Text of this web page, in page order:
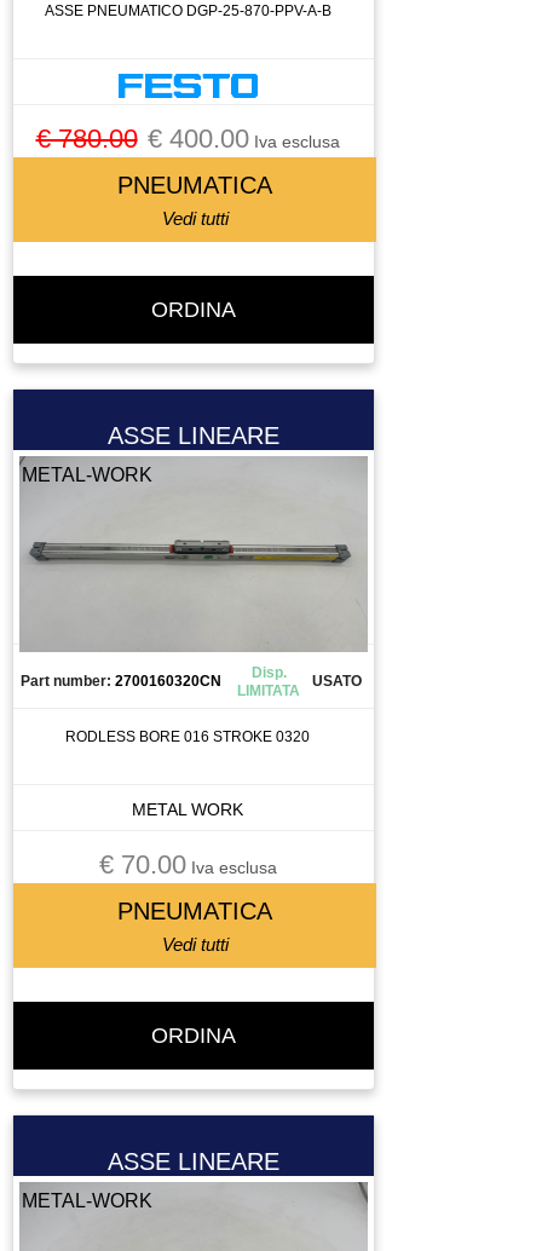
DISSUASORE DI GRAVITà
DOMOTICA
ELETTROMANDRINO
ESTRUSORE
FERRITE TORROIDALE
FRENO MOTORE
GIUNTO
INVERTER
LETTORE FLOPPY
LUBRIFICATORE
LUCI
MACCHINA DI MISURA
MACCHINA UTENSILE
MADRINO
MANDRINO
MANOMETRO
MEMORY CARD
ASSE PNEUMATICO DGP-25-870-PPV-A-B
€ 780.00 € 400.00Iva esclusa
PNEUMATICA
Vedi tutti
ORDINA
ASSE LINEARE
METAL-WORK
Part number: 2700160320CN
Disp.
LIMITATA
USATO
RODLESS BORE 016 STROKE 0320
METAL WORK
€ 70.00Iva esclusa
PNEUMATICA
Vedi tutti
ORDINA
ASSE LINEARE
METAL-WORK